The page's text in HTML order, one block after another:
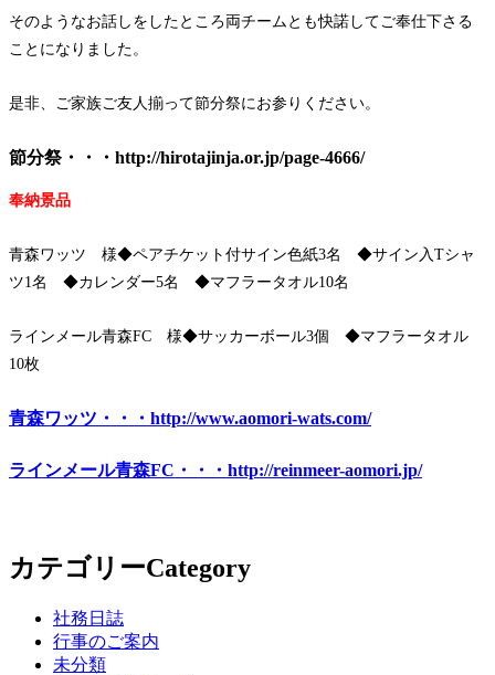
そのようなお話しをしたところ両チームとも快諾してご奉仕下さる
ことになりました。
是非、ご家族ご友人揃って節分祭にお参りください。
節分祭・・・http://hirotajinja.or.jp/page-4666/
奉納景品
青森ワッツ 様◆ペアチケット付サイン色紙3名 ◆サイン入Tシャ
ツ1名 ◆カレンダー5名 ◆マフラータオル10名
ラインメール青森FC 様◆サッカーボール3個 ◆マフラータオル
10枚
青森ワッツ・・・http://www.aomori-wats.com/
ラインメール青森FC・・・http://reinmeer-aomori.jp/
カテゴリーCategory
社務日誌
行事のご案内
未分類